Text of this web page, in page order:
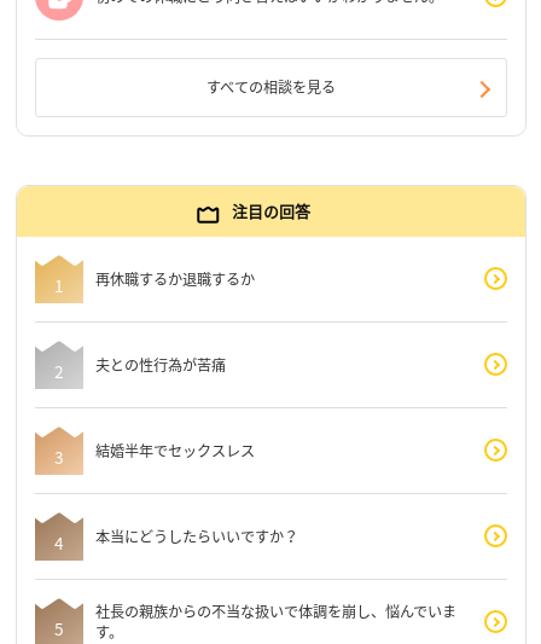
すべての相談を見る
注目の回答
再休職するか退職するか
夫との性行為が苦痛
結婚半年でセックスレス
本当にどうしたらいいですか？
社長の親族からの不当な扱いで体調を崩し、悩んでいま
す。